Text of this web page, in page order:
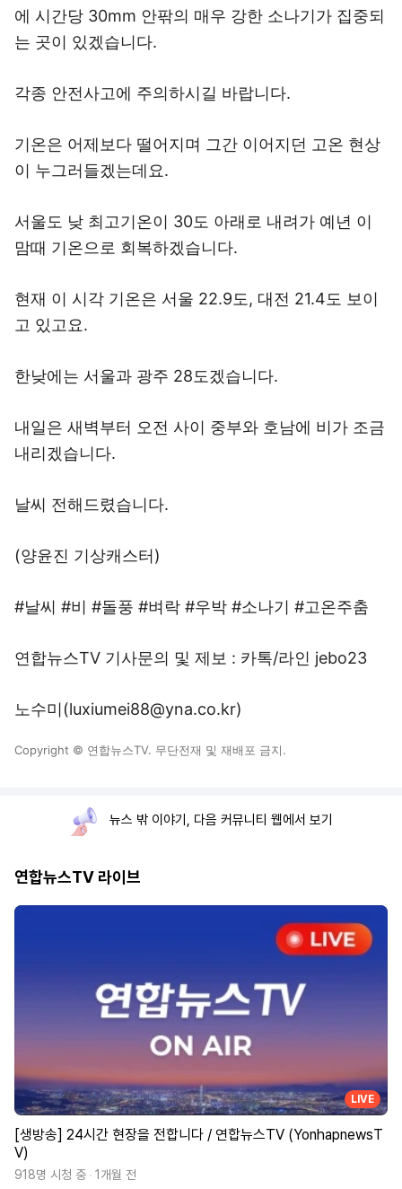
에 시간당 30mm 안팎의 매우 강한 소나기가 집중되
는 곳이 있겠습니다.
각종 안전사고에 주의하시길 바랍니다.
기온은 어제보다 떨어지며 그간 이어지던 고온 현상
이 누그러들겠는데요.
서울도 낮 최고기온이 30도 아래로 내려가 예년 이
맘때 기온으로 회복하겠습니다.
현재 이 시각 기온은 서울 22.9도, 대전 21.4도 보이
고 있고요.
한낮에는 서울과 광주 28도겠습니다.
내일은 새벽부터 오전 사이 중부와 호남에 비가 조금
내리겠습니다.
날씨 전해드렸습니다.
(양윤진 기상캐스터)
#날씨 #비 #돌풍 #벼락 #우박 #소나기 #고온주춤
연합뉴스TV 기사문의 및 제보 : 카톡/라인 jebo23
노수미(luxiumei88@yna.co.kr)
Copyright © 연합뉴스TV. 무단전재 및 재배포 금지.
뉴스 밖 이야기, 다음 커뮤니티 웹에서 보기
연합뉴스TV 라이브
LIVE
[생방송] 24시간 현장을 전합니다 / 연합뉴스TV (YonhapnewsT
V)
918명 시청 중 1개월 전